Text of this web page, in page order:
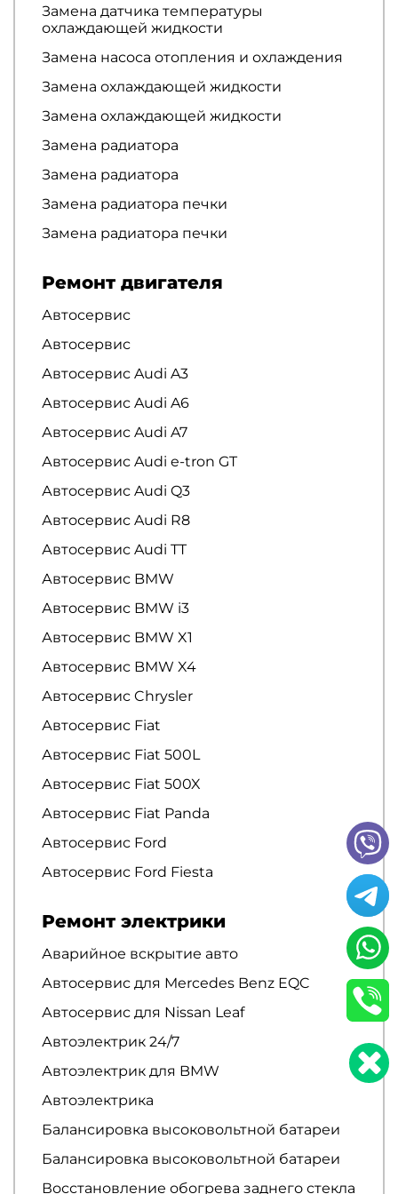
Замена датчика температуры
охлаждающей жидкости
Замена насоса отопления и охлаждения
Замена охлаждающей жидкости
Замена охлаждающей жидкости
Замена радиатора
Замена радиатора
Замена радиатора печки
Замена радиатора печки
Ремонт двигателя
Автосервис
Автосервис
Автосервис Audi A3
Автосервис Audi A6
Автосервис Audi A7
Автосервис Audi e-tron GT
Автосервис Audi Q3
Автосервис Audi R8
Автосервис Audi TT
Автосервис BMW
Автосервис BMW i3
Автосервис BMW X1
Автосервис BMW X4
Автосервис Chrysler
Автосервис Fiat
Автосервис Fiat 500L
Автосервис Fiat 500X
Автосервис Fiat Panda
Автосервис Ford
Автосервис Ford Fiesta
Ремонт электрики
Аварийное вскрытие авто
Автосервис для Mercedes Benz EQC
Автосервис для Nissan Leaf
Автоэлектрик 24/7
Автоэлектрик для BMW
Автоэлектрика
Балансировка высоковольтной батареи
Балансировка высоковольтной батареи
Восстановление обогрева заднего стекла